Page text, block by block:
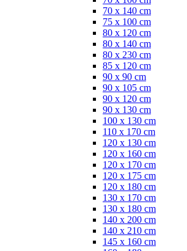
70 x 140 cm
75 x 100 cm
80 x 120 cm
80 x 140 cm
80 x 230 cm
85 x 120 cm
90 x 90 cm
90 x 105 cm
90 x 120 cm
90 x 130 cm
100 x 130 cm
110 x 170 cm
120 x 130 cm
120 x 160 cm
120 x 170 cm
120 x 175 cm
120 x 180 cm
130 x 170 cm
130 x 180 cm
140 x 200 cm
140 x 210 cm
145 x 160 cm